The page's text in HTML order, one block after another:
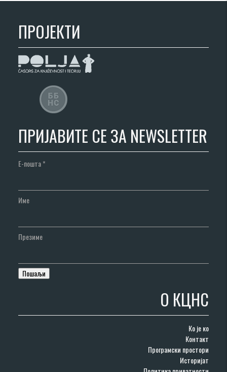
ПРОЈЕКТИ
ПРИЈАВИТЕ СЕ ЗА NEWSLETTER
Е-пошта*
Име
Презиме
О КЦНС
Ко је ко
Контакт
Програмски простори
Историјат